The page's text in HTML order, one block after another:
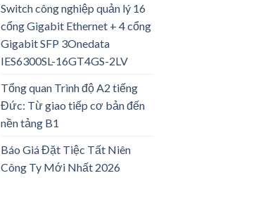
Switch công nghiệp quản lý 16
cổng Gigabit Ethernet + 4 cổng
Gigabit SFP 3Onedata
IES6300SL-16GT4GS-2LV
Tổng quan Trình độ A2 tiếng
Đức: Từ giao tiếp cơ bản đến
nền tảng B1
Báo Giá Đặt Tiệc Tất Niên
Công Ty Mới Nhất 2026